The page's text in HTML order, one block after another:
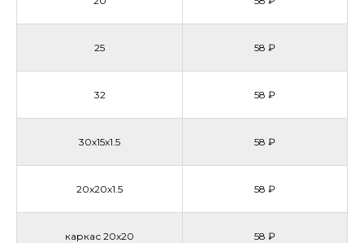
25 58 ₽
32 58 ₽
30х15х1.5 58 ₽
20х20х1.5 58 ₽
каркас 20х20 58 ₽